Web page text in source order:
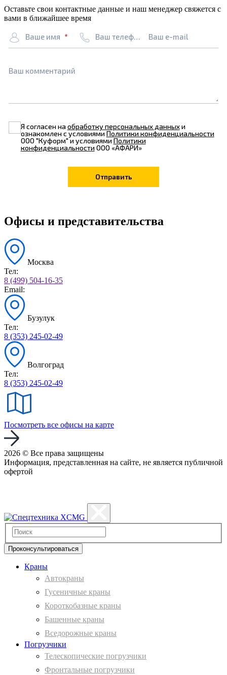
Оставьте свои контактные данные и наш менеджер свяжется с
вами в ближайшее время
Ваше имя Ваш телефон Ваш e-mail
Ваш комментарий
Я согласен наобработку персональных данныхи
ознакомлен с условиямиПолитики конфиденциальности
ООО "Куформ" и условиямиПолитики
конфиденциальностиООО «АФАРИ»
Офисы и представительства
Москва
Тел:
8 (499) 504-16-35
Email:
Бузулук
Тел:
8 (353) 245-02-49
Волгоград
Тел:
8 (353) 245-02-49
Посмотреть все офисы на карте
2026 © Все права защищены
Информация, представленная на сайте, не является публичной
офертой
Проконсультироваться
Краны
Автокраны
Гусеничные краны
Короткобазные краны
Башенные краны
Вcедорожные краны
Погрузчики
Телескопические погрузчики
Фронтальные погрузчики